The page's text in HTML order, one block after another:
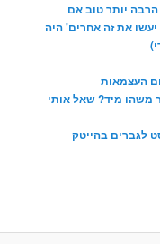
יותר טוב אם
את זה אחרים' היה
העצמאות
משהו מיד? שאל אותי
לגברים בהייטק